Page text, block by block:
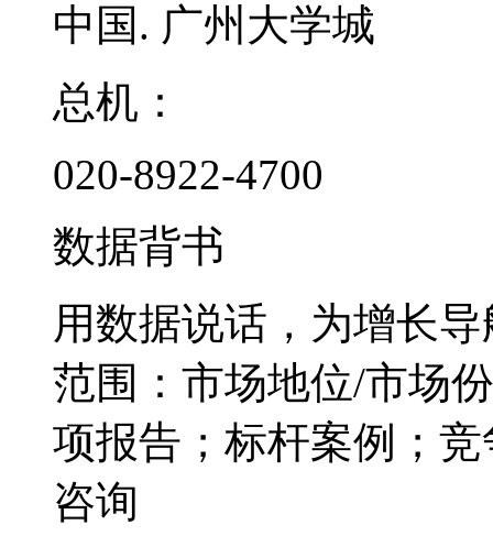
中国. 广州大学城
总机：
020-8922-4700
数据背书
用数据说话，为增长导
范围：市场地位/市场
项报告；标杆案例；
咨询